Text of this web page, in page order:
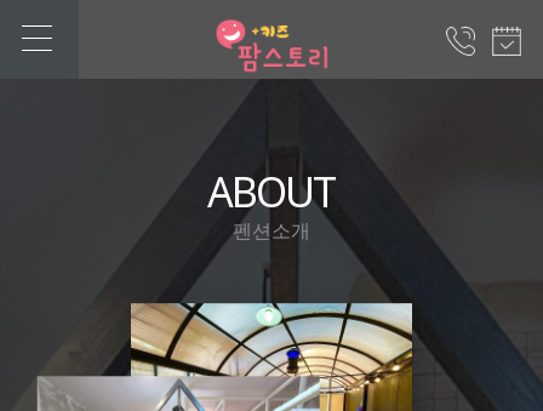
ABOUT
펜션소개